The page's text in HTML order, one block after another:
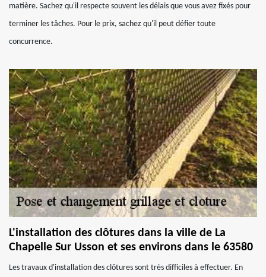
matière. Sachez qu'il respecte souvent les délais que vous avez fixés pour
terminer les tâches. Pour le prix, sachez qu'il peut défier toute
concurrence.
L'installation des clôtures dans la ville de La
Chapelle Sur Usson et ses environs dans le 63580
Les travaux d'installation des clôtures sont très difficiles à effectuer. En